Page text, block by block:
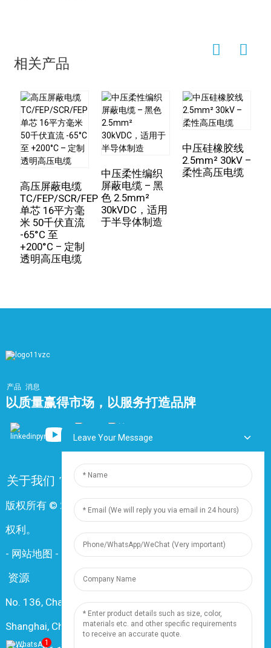
高温高压环境下的布线，例如发动机舱、电驱动系统等；
在航空航天领域，它常用于飞机电气系统，以确保在高空
计算机、服务器等设备内部连接的理想选择；在工业自动
化领域，它能够适应高温、高压和复杂的机械运动环境；
在医疗设备领域，它为精密仪器提供稳定安全的电源支
持。
在医疗设备领域，它为精密仪器提供稳定安全的电源支
持。其耐压性能卓越，高达20KV的耐压能力并非偶然，
而是源于精湛的生产工艺和严格的质量控制。
在生产过程中，我们采用先进的技术和设备来管理每一个
环节。从原材料的选择、导线的绞合到绝缘层的挤出，我
们力求在每个环节都做到尽善尽美。严格的测试程序确保
每一米硅胶线都达到或超过20KV耐压标准。
相关产品
高压屏蔽电缆
TC/FEP/SCR/FEP
单芯 16平方毫
米 50千伏直流
-65°C 至
+200°C – 定制
透明高压电缆
中压柔性编织
屏蔽电缆 – 黑
色 2.5mm²
30kVDC，适用
于半导体制造
中压硅橡胶线
2.5mm² 30kV –
柔性高压电缆
产品 消息
以质量赢得市场，以服务打造品牌
关于我们 常问问题
版权所有 © 2024 上海鼎尊电气电缆有限公司。保留所有
权利。
- 网站地图 - 资源
资源
No. 136, Changxiang Rd., Nanxiang Town, 201802,
Shanghai, China
1
Leave Your Message